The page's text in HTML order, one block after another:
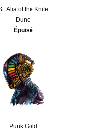
Alia of the Knife
Dune
Épuisé
Punk Gold